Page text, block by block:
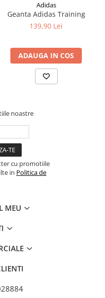
Adidas
Geanta Adidas Training
139,90 Lei
ADAUGA IN COS
noastre
cu promotiile
in Politica de
MEU